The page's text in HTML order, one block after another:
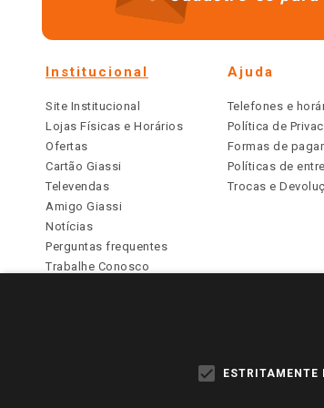
Institucional
Site Institucional
Lojas Físicas e Horários
Ofertas
Cartão Giassi
Televendas
Amigo Giassi
Notícias
Perguntas frequentes
Trabalhe Conosco
Ajuda
Telefones e
Política de
Formas de
Políticas de
Trocas e
PARA VER OS PREÇOS DA
TODOS OS PREÇOS E CONDIÇÕES
ESTRITAMENTE